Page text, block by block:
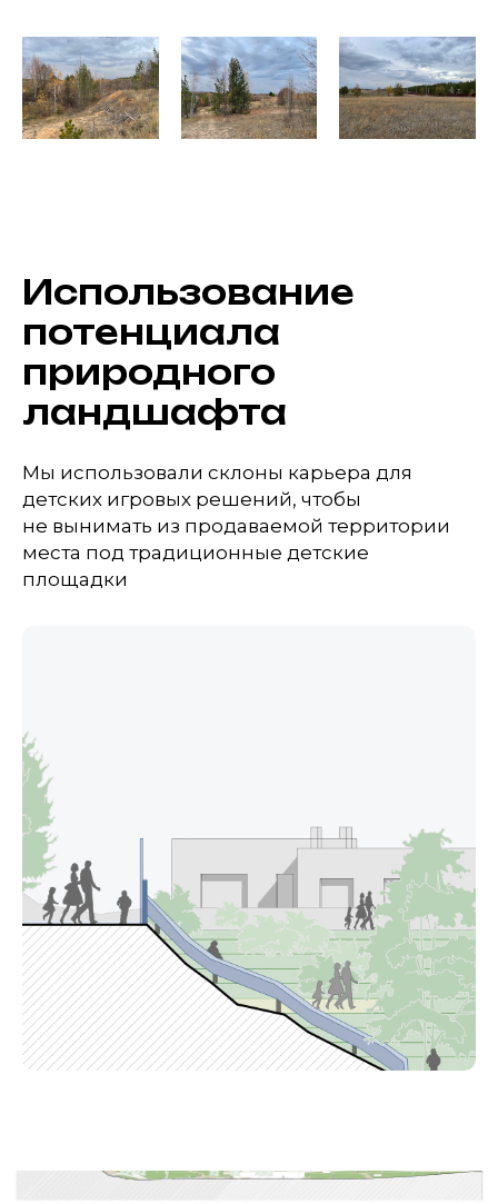
Использование
потенциала
природного
ландшафта
Мы использовали склоны карьера для
детских игровых решений, чтобы
не вынимать из продаваемой территории
места под традиционные детские
площадки